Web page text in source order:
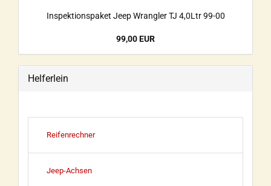
Inspektionspaket Jeep Wrangler TJ 4,0Ltr 99-00
99,00 EUR
Helferlein
Reifenrechner
Jeep-Achsen